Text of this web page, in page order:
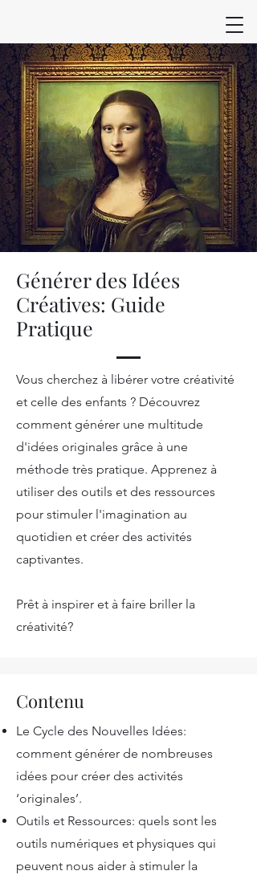
Générer des Idées
Créatives: Guide
Pratique
Vous cherchez à libérer votre créativité
et celle des enfants ? Découvrez
comment générer une multitude
d'idées originales grâce à une
méthode très pratique. Apprenez à
utiliser des outils et des ressources
pour stimuler l'imagination au
quotidien et créer des activités
captivantes.
Prêt à inspirer et à faire briller la
créativité?
Contenu
Le Cycle des Nouvelles Idées:
comment générer de nombreuses
idées pour créer des activités
‘originales’.
Outils et Ressources: quels sont les
outils numériques et physiques qui
peuvent nous aider à stimuler la